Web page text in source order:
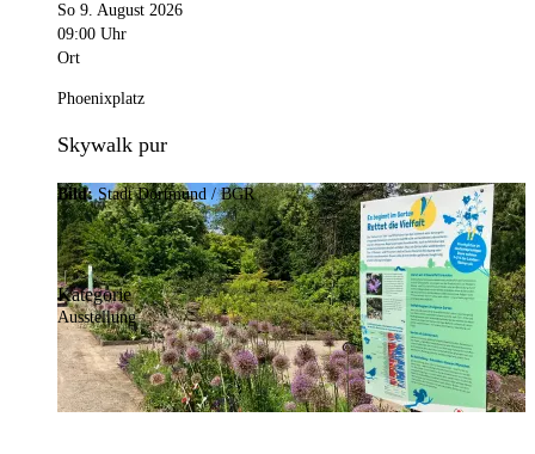
So 9. August 2026
09:00 Uhr
Ort
Phoenixplatz
Skywalk pur
Bild: Stadt Dortmund / BGR
Kategorie
Ausstellung